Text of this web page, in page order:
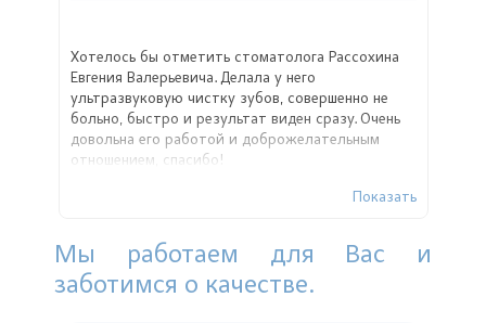
Хотелось бы отметить стоматолога Рассохина
Евгения Валерьевича. Делала у него
ультразвуковую чистку зубов, совершенно не
больно, быстро и результат виден сразу. Очень
довольна его работой и доброжелательным
отношением, спасибо!
Показать
Мы работаем для Вас и
заботимся о качестве.